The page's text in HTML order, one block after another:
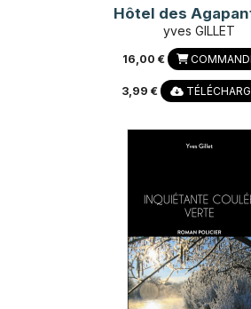
Hôtel des
yves GILLET
16,00 €
3,99 €